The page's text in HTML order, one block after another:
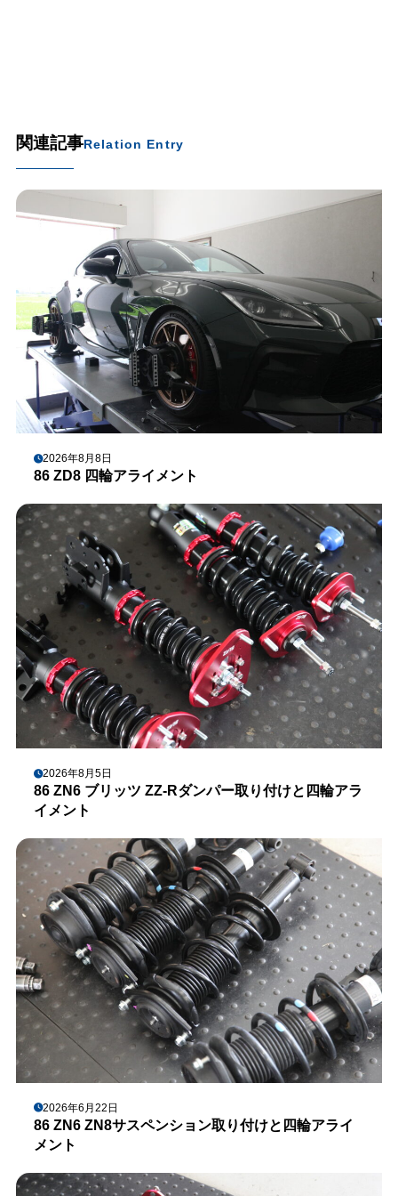
関連記事Relation Entry
2026年8月8日
86 ZD8 四輪アライメント
2026年8月5日
86 ZN6 ブリッツ ZZ-Rダンパー取り付けと四輪アラ
イメント
2026年6月22日
86 ZN6 ZN8サスペンション取り付けと四輪アライ
メント